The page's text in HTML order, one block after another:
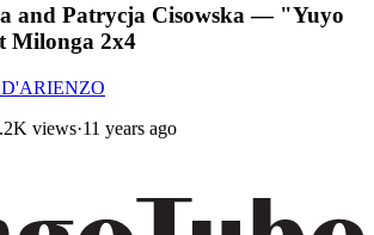
and Patrycja Cisowska — "Yuyo
2x4
D'ARIENZO
views·11 years ago